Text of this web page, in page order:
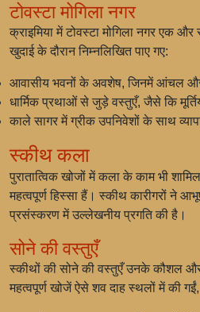
टोवस्टा मोगिला नगर
क्राइमिया में टोवस्टा मोगिला नगर एक
खुदाई के दौरान निम्नलिखित पाए गए:
आवासीय भवनों के अवशेष, जिनमें आंचल और
धार्मिक प्रथाओं से जुड़े वस्तुएँ, जैसे कि
काले सागर में ग्रीक उपनिवेशों के साथ
स्कीथ कला
पुरातात्विक खोजों में कला के काम भी
महत्वपूर्ण हिस्सा हैं। स्कीथ कारीगरों ने
प्रसंस्करण में उल्लेखनीय प्रगति की है।
सोने की वस्तुएँ
स्कीथों की सोने की वस्तुएँ उनके कौशल और
महत्वपूर्ण खोजें ऐसे शव दाह स्थलों में की